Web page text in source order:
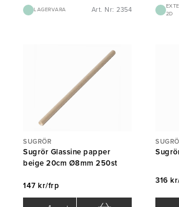
LAGERVARA Art. Nr: 2354
2D
SUGRÖR
Sugrör Glassine papper
beige 20cm Ø8mm 250st
147 kr/frp
316